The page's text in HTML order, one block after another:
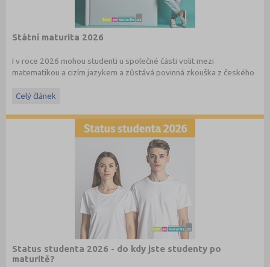
Státní maturita 2026
I v roce 2026 mohou studenti u společné části volit mezi
matematikou a cizím jazykem a zůstává povinná zkouška z českého
informacemi.
Celý článek
Status studenta 2026 - do kdy jste studenty po
maturitě?